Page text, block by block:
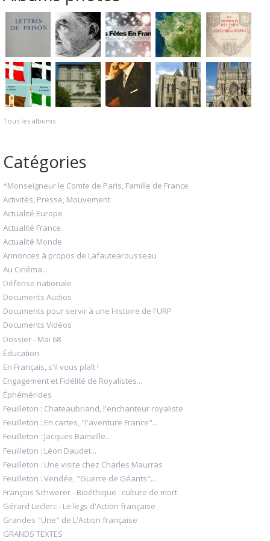
Tous les albums
Catégories
*Monseigneur le Comte de Paris, Famille de France
Activités, Presse, Mouvement
Actualité Europe
Actualité France
Actualité Monde
Annonces à propos de Lafautearousseau
Au Cinéma...
Défense nationale
Documents Audios
Documents pour servir à une Histoire de l'URP
Documents Vidéos
Dossier - Mai 68
Éducation
En Français, s'il vous plaît !
Engagement et Fidélité de Royalistes...
Éphémérides
Feuilleton : Chateaubriand, l'enchanteur royaliste
Feuilleton : En cartes, "l'aventure France"...
Feuilleton : Jacques Bainville...
Feuilleton : Léon Daudet...
Feuilleton : Une visite chez Charles Maurras
Feuilleton : Vendée, "Guerre de Géants"...
François Schwerer - Bioéthique : culture de mort
Gérard Leclerc - Le legs d'Action française
Grandes "Une" de L'Action française
GRANDS TEXTES